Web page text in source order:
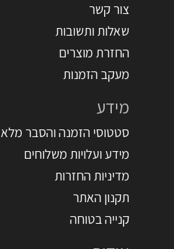
צור קשר
שאלות ותשובות
החזרת מוצרים
מעקב הזמנות
מידע
סטטוסי הזמנה והסבר מלא
מידע ועלויות משלוחים
מדיניות החזרות
תקנון האתר
קנייה בטוחה